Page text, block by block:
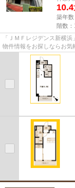
10.4
築年数
階数
「ＪＭＦレジデンス新横
物件情報をお探しならお
場・エレベータなど様々な